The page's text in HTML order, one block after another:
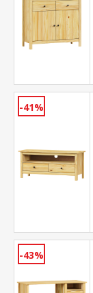
-41%
-43%